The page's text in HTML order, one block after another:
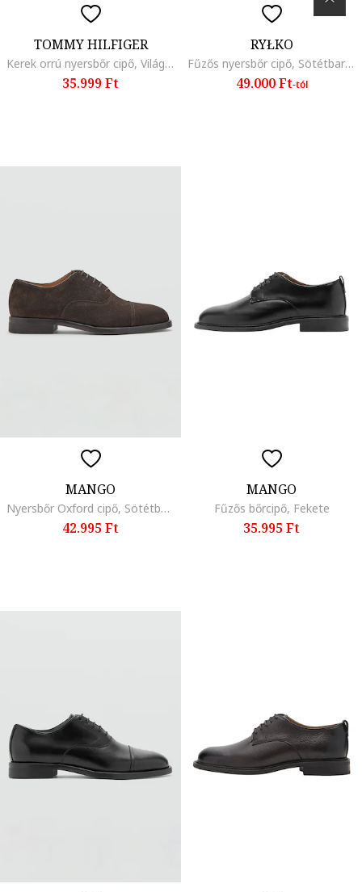
TOMMY HILFIGER
Kerek orrú nyersbőr cipő, Világos tópbarna
35.999 Ft
RYŁKO
Fűzős nyersbőr cipő, Sötétbarna
49.000 Ft-tól
MANGO
Nyersbőr Oxford cipő, Sötétbarna
42.995 Ft
MANGO
Fűzős bőrcipő, Fekete
35.995 Ft